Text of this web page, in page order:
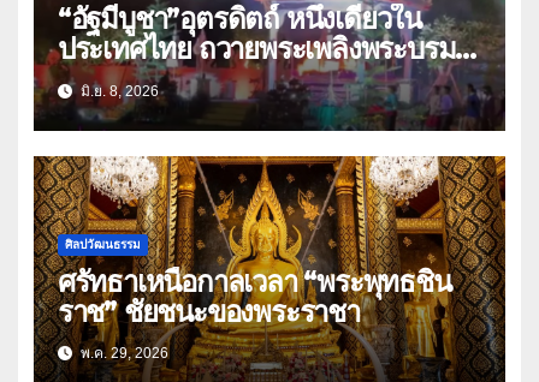
“อัฐมีบูชา”อุตรดิตถ์ หนึ่งเดียวใน
ประเทศไทย ถวายพระเพลิงพระบรม
ศพ”พระสัมมาสัมพุทธเจ้า”
มิ.ย. 8, 2026
ศิลปวัฒนธรรม
ศรัทธาเหนือกาลเวลา “พระพุทธชิน
ราช” ชัยชนะของพระราชา
พ.ค. 29, 2026